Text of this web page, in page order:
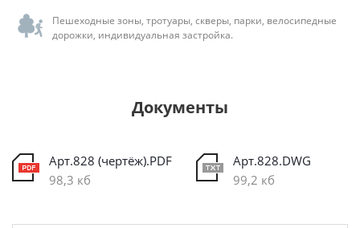
Пешеходные зоны, тротуары, скверы, парки, велосипедные
дорожки, индивидуальная застройка.
Документы
Арт.828 (чертёж).PDF
98,3 кб
Арт.828.DWG
99,2 кб